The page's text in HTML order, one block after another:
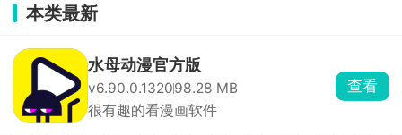
本类最新
水母动漫官方版
v6.90.0.132098.28 MB
很有趣的看漫画软件
查看